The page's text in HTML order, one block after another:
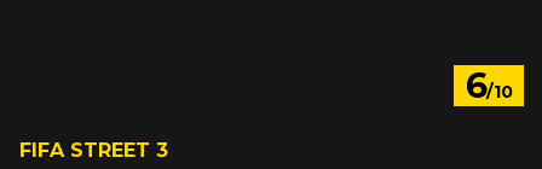
6/10
FIFA STREET 3